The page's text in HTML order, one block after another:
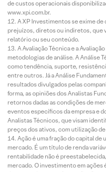
de custos operacionais
www.xpi.com.br.
A XP Investimentos se exime
prejuízos, diretos ou indiretos, que
relatório ou seu conteúdo.
A Avaliação Técnica e a
metodologias de análise. A Análise
como tendência, suporte,
entre outros. Já a Análise
resultados divulgados pelas
forma, as opiniões dos Analistas
retornos dadas as condições de
eventos específicos da empresa e
Analistas Técnicos, que visam
preços dos ativos, com utilização
Ação é uma fração do capital de
mercado. É um título de renda
rentabilidade não é
mercado. O investimento em